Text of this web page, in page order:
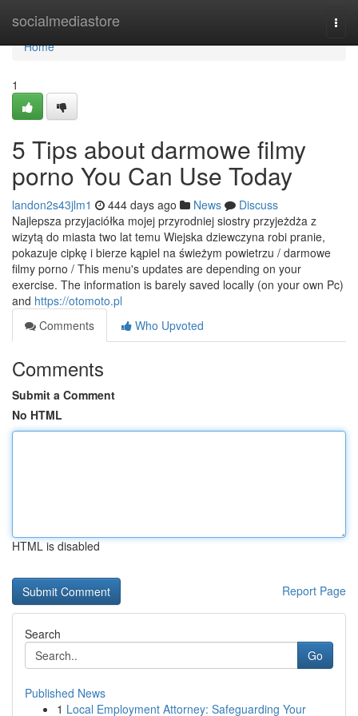
socialmediastore
Home
Home
1
5 Tips about darmowe filmy
porno You Can Use Today
landon2s43jlm1 444 days ago News
Discuss
Najlepsza przyjaciółka mojej przyrodniej siostry przyjeżdża z
wizytą do miasta two lat temu Wiejska dziewczyna robi pranie,
pokazuje cipkę i bierze kąpiel na świeżym powietrzu / darmowe
filmy porno / This menu's updates are depending on your
exercise. The information is barely saved locally (on your own Pc)
and https://otomoto.pl
Comments
Who Upvoted
Comments
Submit a Comment
No HTML
HTML is disabled
Report Page
Search
Go
Published News
1 Local Employment Attorney: Safeguarding Your